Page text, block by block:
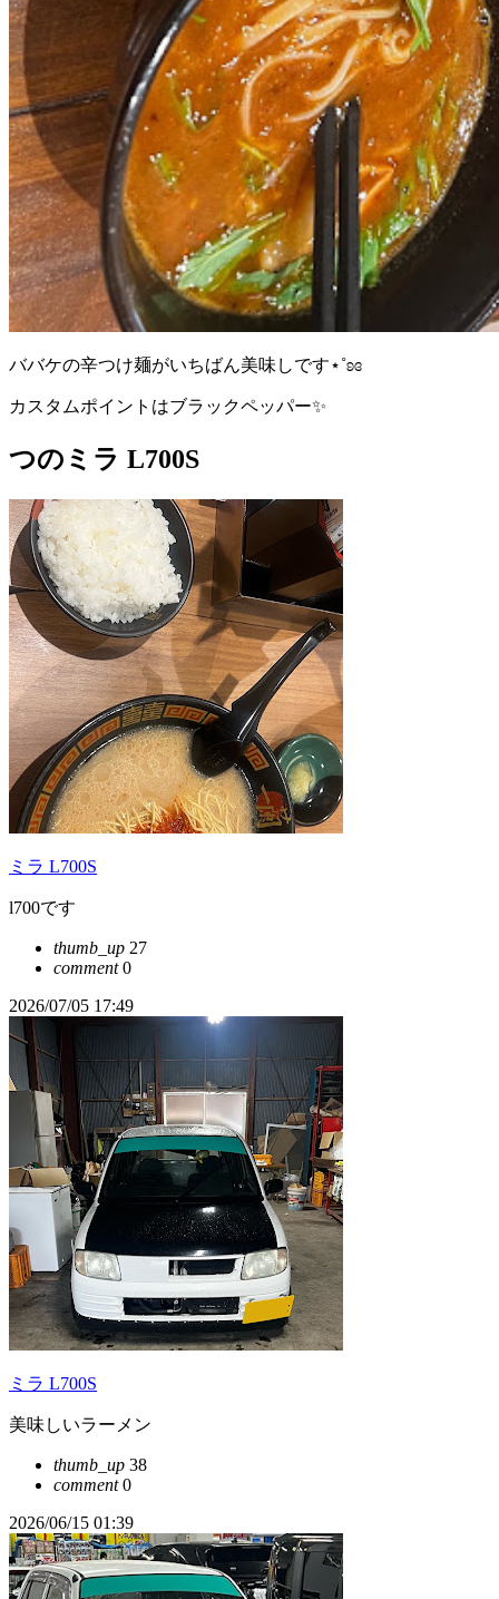
ババケの辛つけ麺がいちばん美味しです⋆˚ʚɞ
カスタムポイントはブラックペッパー✨️
つのミラ L700S
ミラ L700S
l700です
thumb_up 27
comment0
2026/07/05 17:49
ミラ L700S
美味しいラーメン
thumb_up 38
comment0
2026/06/15 01:39